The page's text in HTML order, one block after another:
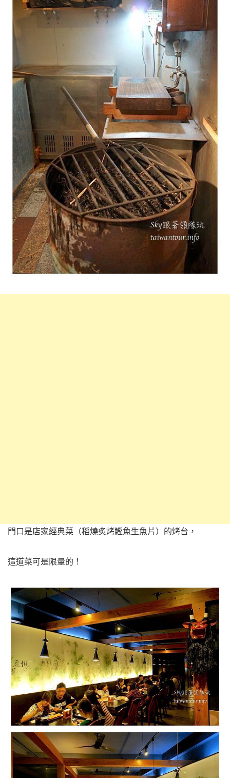
門口是店家經典菜（稻燒炙烤鰹魚生魚片）的烤台，
這道菜可是限量的！